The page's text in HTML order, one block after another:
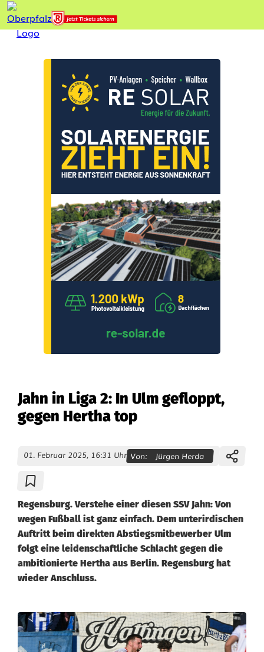
Jahn in Liga 2: In Ulm gefloppt,
gegen Hertha top
01. Februar 2025, 16:31 Uhr Von: Jürgen Herda
Regensburg. Verstehe einer diesen SSV Jahn: Von
wegen Fußball ist ganz einfach. Dem unterirdischen
Auftritt beim direkten Abstiegsmitbewerber Ulm
folgt eine leidenschaftliche Schlacht gegen die
ambitionierte Hertha aus Berlin. Regensburg hat
wieder Anschluss.
J
a